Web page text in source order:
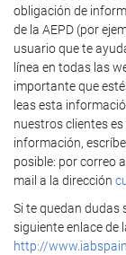
obligación de
de la AEPD (por
usuario que te
línea en todas las
importante que
leas esta
nuestros clientes
información,
posible: por correo
mail a la dirección
Si te quedan dudas
siguiente enlace de
http://